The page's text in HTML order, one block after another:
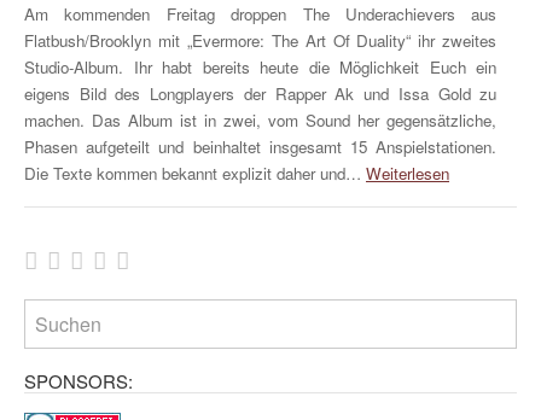
Am kommenden Freitag droppen The Underachievers aus
Flatbush/Brooklyn mit „Evermore: The Art Of Duality“ ihr zweites
Studio-Album. Ihr habt bereits heute die Möglichkeit Euch ein
eigens Bild des Longplayers der Rapper Ak und Issa Gold zu
machen. Das Album ist in zwei, vom Sound her gegensätzliche,
Phasen aufgeteilt und beinhaltet insgesamt 15 Anspielstationen.
Die Texte kommen bekannt explizit daher und… Weiterlesen
SPONSORS: